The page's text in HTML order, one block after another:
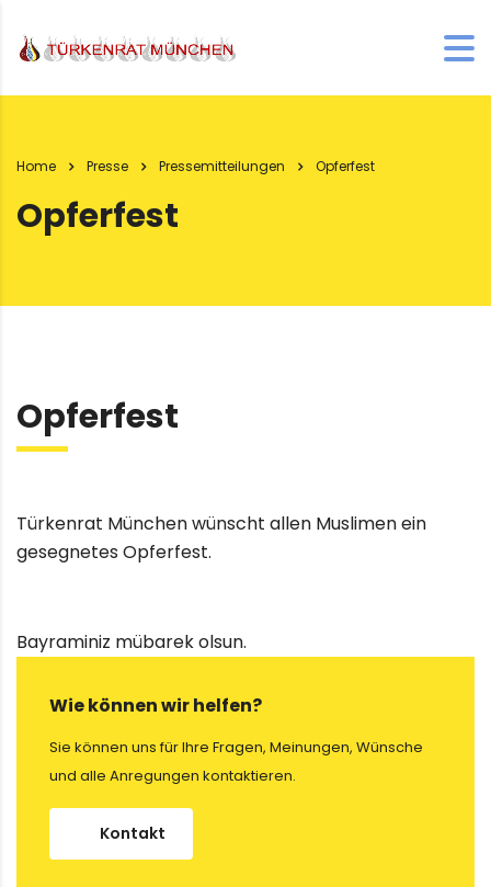
Home Presse Pressemitteilungen Opferfest
Opferfest
Opferfest
Türkenrat München wünscht allen Muslimen ein
gesegnetes Opferfest.
Bayraminiz mübarek olsun.
Wie können wir helfen?
Sie können uns für Ihre Fragen, Meinungen, Wünsche
und alle Anregungen kontaktieren.
Kontakt